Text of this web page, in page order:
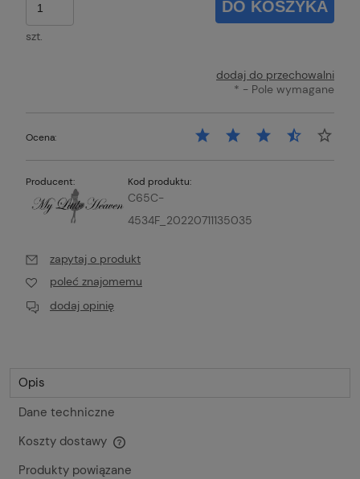
szt.
DO KOSZYKA
dodaj do przechowalni
* - Pole wymagane
Ocena:
Producent: Kod produktu:
C65C-
4534F_20220711135035
zapytaj o produkt
poleć znajomemu
dodaj opinię
Opis
Dane techniczne
Koszty dostawy
Cena nie zawiera ewentualnych kosztów płatności
Produkty powiązane